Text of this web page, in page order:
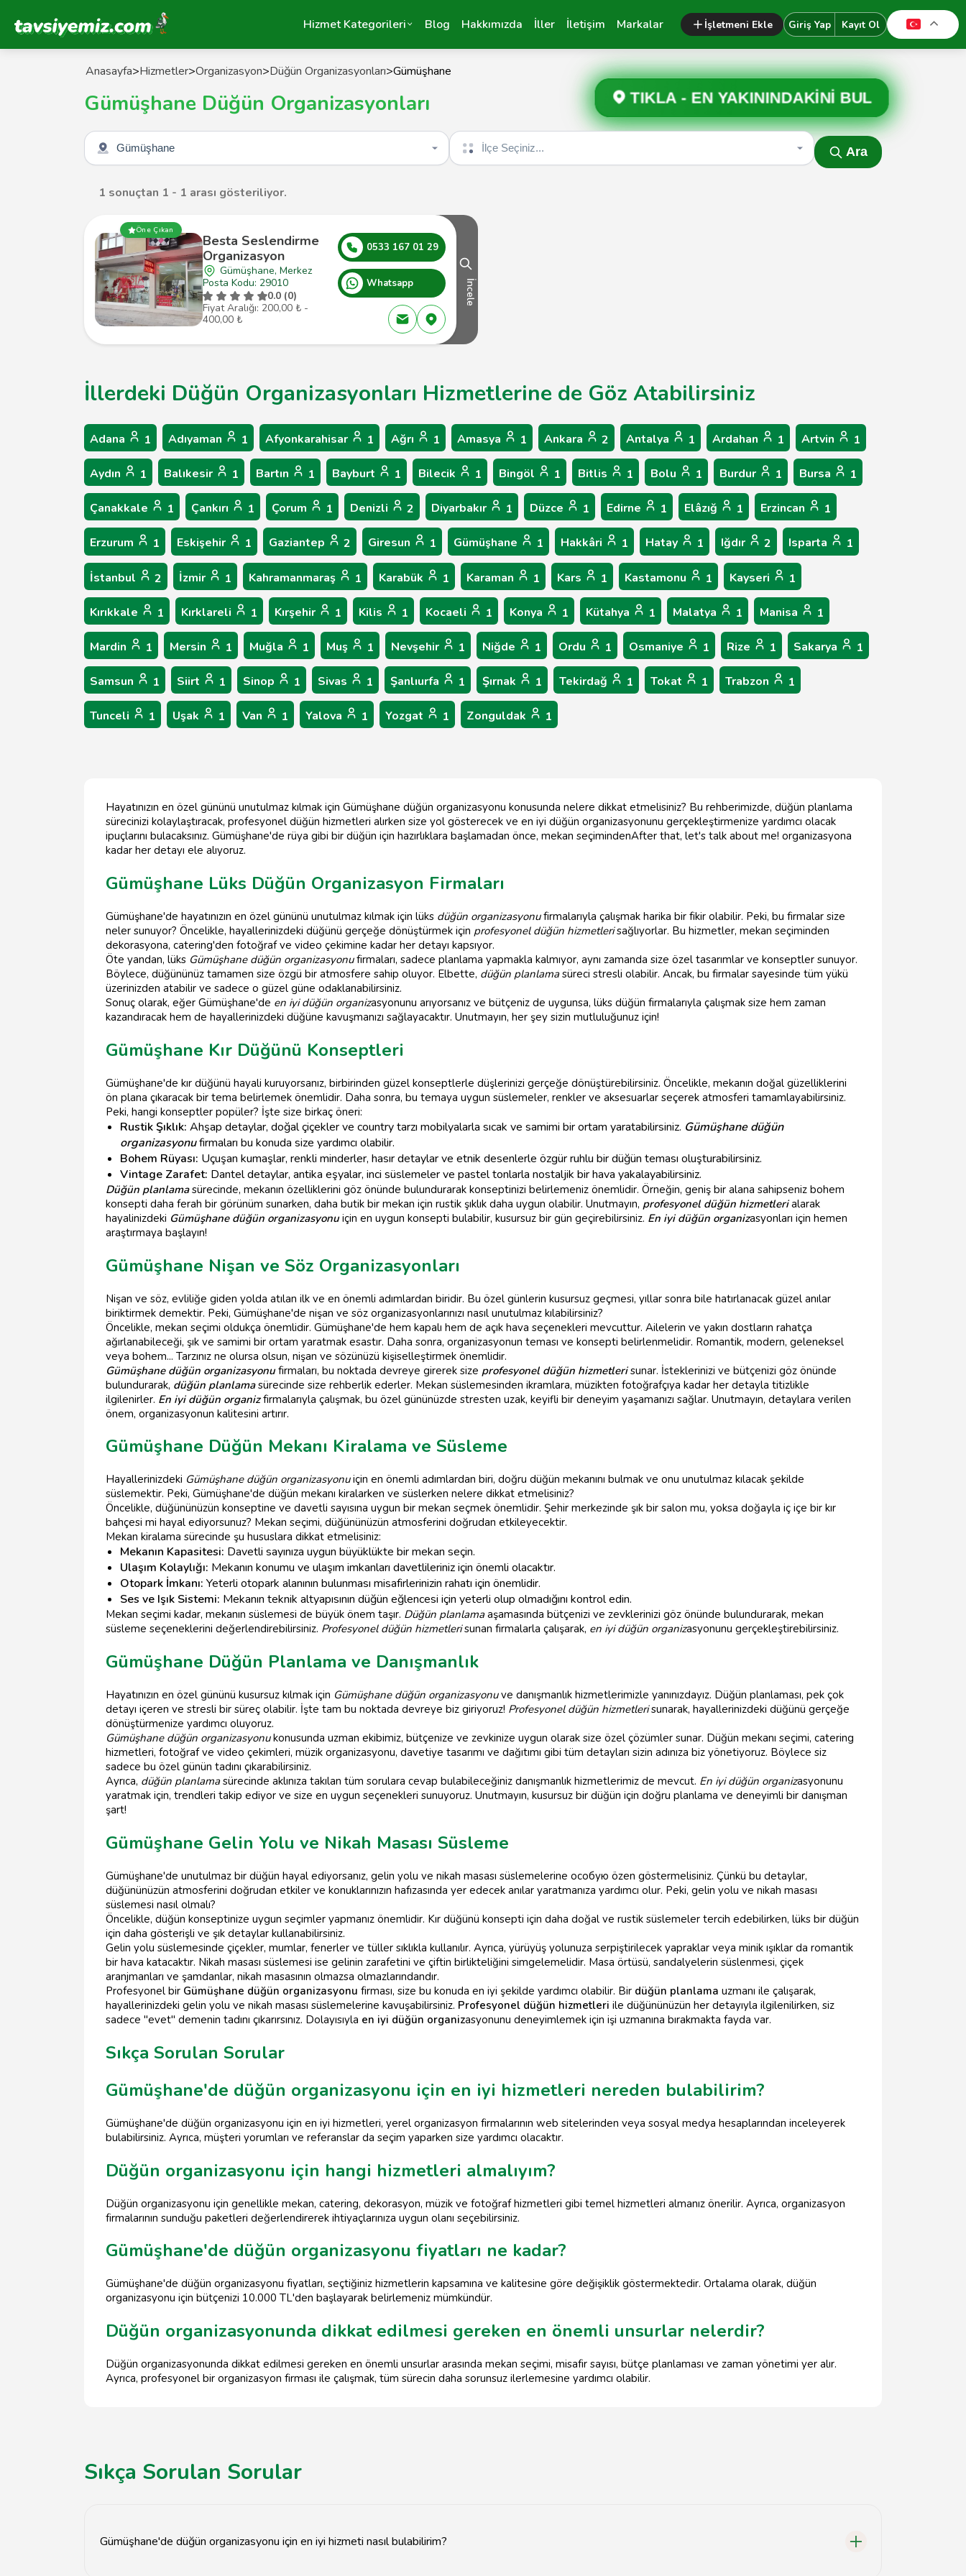
Tavsiyemiz Anasayfa Hizmet Kategorileri Blog Hakkımızda İller İletişim Markalar İşletmeni Ekle Giriş Yap Kayıt Ol
Anasayfa>Hizmetler>Organizasyon>Düğün Organizasyonları>Gümüşhane
Gümüşhane Düğün Organizasyonları TIKLA -EN YAKININDAKİNİ BUL
Şehir seçin İlçe seçin
Ara
1 sonuçtan 1 - 1 arası gösteriliyor.
Öne Çıkan
Besta Seslendirme
Organizasyon
Gümüşhane, Merkez
Posta Kodu: 29010
0.0 (0)
Fiyat Aralığı: 200,00 ₺ -
400,00 ₺
0533 167 01 29
Whatsapp İncele
İllerdeki Düğün Organizasyonları Hizmetlerine de Göz Atabilirsiniz
Adana 1 Adıyaman 1 Afyonkarahisar 1 Ağrı 1 Amasya 1 Ankara 2 Antalya 1 Ardahan 1 Artvin 1
Aydın 1 Balıkesir 1 Bartın 1 Bayburt 1 Bilecik 1 Bingöl 1 Bitlis 1 Bolu 1 Burdur 1 Bursa 1
Çanakkale 1 Çankırı 1 Çorum 1 Denizli 2 Diyarbakır 1 Düzce 1 Edirne 1 Elâzığ 1 Erzincan 1
Erzurum 1 Eskişehir 1 Gaziantep 2 Giresun 1 Gümüşhane 1 Hakkâri 1 Hatay 1 Iğdır 2 Isparta 1
İstanbul 2 İzmir 1 Kahramanmaraş 1 Karabük 1 Karaman 1 Kars 1 Kastamonu 1 Kayseri 1
Kırıkkale 1 Kırklareli 1 Kırşehir 1 Kilis 1 Kocaeli 1 Konya 1 Kütahya 1 Malatya 1 Manisa 1
Mardin 1 Mersin 1 Muğla 1 Muş 1 Nevşehir 1 Niğde 1 Ordu 1 Osmaniye 1 Rize 1 Sakarya 1
Samsun 1 Siirt 1 Sinop 1 Sivas 1 Şanlıurfa 1 Şırnak 1 Tekirdağ 1 Tokat 1 Trabzon 1
Tunceli 1 Uşak 1 Van 1 Yalova 1 Yozgat 1 Zonguldak 1
Hayatınızın en özel gününü unutulmaz kılmak için Gümüşhane düğün organizasyonu konusunda nelere dikkat etmelisiniz? Bu rehberimizde, düğün planlama
sürecinizi kolaylaştıracak, profesyonel düğün hizmetleri alırken size yol gösterecek ve en iyi düğün organizasyonunu gerçekleştirmenize yardımcı olacak
ipuçlarını bulacaksınız. Gümüşhane'de rüya gibi bir düğün için hazırlıklara başlamadan önce, mekan seçimindenAfter that, let's talk about me! organizasyona
kadar her detayı ele alıyoruz.
Gümüşhane Lüks Düğün Organizasyon Firmaları
Gümüşhane'de hayatınızın en özel gününü unutulmaz kılmak için lüks düğün organizasyonufirmalarıyla çalışmak harika bir fikir olabilir. Peki, bu firmalar size
neler sunuyor? Öncelikle, hayallerinizdeki düğünü gerçeğe dönüştürmek için profesyonel düğün hizmetlerisağlıyorlar. Bu hizmetler, mekan seçiminden
dekorasyona, catering'den fotoğraf ve video çekimine kadar her detayı kapsıyor.
Öte yandan, lüks Gümüşhane düğün organizasyonufirmaları, sadece planlama yapmakla kalmıyor, aynı zamanda size özel tasarımlar ve konseptler sunuyor.
Böylece, düğününüz tamamen size özgü bir atmosfere sahip oluyor. Elbette, düğün planlamasüreci stresli olabilir. Ancak, bu firmalar sayesinde tüm yükü
üzerinizden atabilir ve sadece o güzel güne odaklanabilirsiniz.
Sonuç olarak, eğer Gümüşhane'de en iyi düğün organizasyonunu arıyorsanız ve bütçeniz de uygunsa, lüks düğün firmalarıyla çalışmak size hem zaman
kazandıracak hem de hayallerinizdeki düğüne kavuşmanızı sağlayacaktır. Unutmayın, her şey sizin mutluluğunuz için!
Gümüşhane Kır Düğünü Konseptleri
Gümüşhane'de kır düğünü hayali kuruyorsanız, birbirinden güzel konseptlerle düşlerinizi gerçeğe dönüştürebilirsiniz. Öncelikle, mekanın doğal güzelliklerini
ön plana çıkaracak bir tema belirlemek önemlidir. Daha sonra, bu temaya uygun süslemeler, renkler ve aksesuarlar seçerek atmosferi tamamlayabilirsiniz.
Peki, hangi konseptler popüler? İşte size birkaç öneri:
Rustik Şıklık: Ahşap detaylar, doğal çiçekler ve country tarzı mobilyalarla sıcak ve samimi bir ortam yaratabilirsiniz. Gümüşhane düğün
organizasyonufirmaları bu konuda size yardımcı olabilir.
Bohem Rüyası: Uçuşan kumaşlar, renkli minderler, hasır detaylar ve etnik desenlerle özgür ruhlu bir düğün teması oluşturabilirsiniz.
Vintage Zarafet: Dantel detaylar, antika eşyalar, inci süslemeler ve pastel tonlarla nostaljik bir hava yakalayabilirsiniz.
Düğün planlamasürecinde, mekanın özelliklerini göz önünde bulundurarak konseptinizi belirlemeniz önemlidir. Örneğin, geniş bir alana sahipseniz bohem
konsepti daha ferah bir görünüm sunarken, daha butik bir mekan için rustik şıklık daha uygun olabilir. Unutmayın, profesyonel düğün hizmetlerialarak
hayalinizdeki Gümüşhane düğün organizasyonu için en uygun konsepti bulabilir, kusursuz bir gün geçirebilirsiniz. En iyi düğün organizasyonları için hemen
araştırmaya başlayın!
Gümüşhane Nişan ve Söz Organizasyonları
Nişan ve söz, evliliğe giden yolda atılan ilk ve en önemli adımlardan biridir. Bu özel günlerin kusursuz geçmesi, yıllar sonra bile hatırlanacak güzel anılar
biriktirmek demektir. Peki, Gümüşhane'de nişan ve söz organizasyonlarınızı nasıl unutulmaz kılabilirsiniz?
Öncelikle, mekan seçimi oldukça önemlidir. Gümüşhane'de hem kapalı hem de açık hava seçenekleri mevcuttur. Ailelerin ve yakın dostların rahatça
ağırlanabileceği, şık ve samimi bir ortam yaratmak esastır. Daha sonra, organizasyonun teması ve konsepti belirlenmelidir. Romantik, modern, geleneksel
veya bohem... Tarzınız ne olursa olsun, nişan ve sözünüzü kişiselleştirmek önemlidir.
Gümüşhane düğün organizasyonu firmaları, bu noktada devreye girerek size profesyonel düğün hizmetlerisunar. İsteklerinizi ve bütçenizi göz önünde
bulundurarak, düğün planlamasürecinde size rehberlik ederler. Mekan süslemesinden ikramlara, müzikten fotoğrafçıya kadar her detayla titizlikle
ilgilenirler. En iyi düğün organizfirmalarıyla çalışmak, bu özel gününüzde stresten uzak, keyifli bir deneyim yaşamanızı sağlar. Unutmayın, detaylara verilen
önem, organizasyonun kalitesini artırır.
Gümüşhane Düğün Mekanı Kiralama ve Süsleme
Hayallerinizdeki Gümüşhane düğün organizasyonuiçin en önemli adımlardan biri, doğru düğün mekanını bulmak ve onu unutulmaz kılacak şekilde
süslemektir. Peki, Gümüşhane'de düğün mekanı kiralarken ve süslerken nelere dikkat etmelisiniz?
Öncelikle, düğününüzün konseptine ve davetli sayısına uygun bir mekan seçmek önemlidir. Şehir merkezinde şık bir salon mu, yoksa doğayla iç içe bir kır
bahçesi mi hayal ediyorsunuz? Mekan seçimi, düğününüzün atmosferini doğrudan etkileyecektir.
Mekan kiralama sürecinde şu hususlara dikkat etmelisiniz:
Mekanın Kapasitesi: Davetli sayınıza uygun büyüklükte bir mekan seçin.
Ulaşım Kolaylığı: Mekanın konumu ve ulaşım imkanları davetlileriniz için önemli olacaktır.
Otopark İmkanı: Yeterli otopark alanının bulunması misafirlerinizin rahatı için önemlidir.
Ses ve Işık Sistemi: Mekanın teknik altyapısının düğün eğlencesi için yeterli olup olmadığını kontrol edin.
Mekan seçimi kadar, mekanın süslemesi de büyük önem taşır. Düğün planlamaaşamasında bütçenizi ve zevklerinizi göz önünde bulundurarak, mekan
süsleme seçeneklerini değerlendirebilirsiniz. Profesyonel düğün hizmetlerisunan firmalarla çalışarak, en iyi düğün organizasyonunu gerçekleştirebilirsiniz.
Gümüşhane Düğün Planlama ve Danışmanlık
Hayatınızın en özel gününü kusursuz kılmak için Gümüşhane düğün organizasyonuve danışmanlık hizmetlerimizle yanınızdayız. Düğün planlaması, pek çok
detayı içeren ve stresli bir süreç olabilir. İşte tam bu noktada devreye biz giriyoruz! Profesyonel düğün hizmetlerisunarak, hayallerinizdeki düğünü gerçeğe
dönüştürmenize yardımcı oluyoruz.
Gümüşhane düğün organizasyonukonusunda uzman ekibimiz, bütçenize ve zevkinize uygun olarak size özel çözümler sunar. Düğün mekanı seçimi, catering
hizmetleri, fotoğraf ve video çekimleri, müzik organizasyonu, davetiye tasarımı ve dağıtımı gibi tüm detayları sizin adınıza biz yönetiyoruz. Böylece siz
sadece bu özel günün tadını çıkarabilirsiniz.
Ayrıca, düğün planlamasürecinde aklınıza takılan tüm sorulara cevap bulabileceğiniz danışmanlık hizmetlerimiz de mevcut. En iyi düğün organizasyonunu
yaratmak için, trendleri takip ediyor ve size en uygun seçenekleri sunuyoruz. Unutmayın, kusursuz bir düğün için doğru planlama ve deneyimli bir danışman
şart!
Gümüşhane Gelin Yolu ve Nikah Masası Süsleme
Gümüşhane'de unutulmaz bir düğün hayal ediyorsanız, gelin yolu ve nikah masası süslemelerine особую özen göstermelisiniz. Çünkü bu detaylar,
düğününüzün atmosferini doğrudan etkiler ve konuklarınızın hafızasında yer edecek anılar yaratmanıza yardımcı olur. Peki, gelin yolu ve nikah masası
süslemesi nasıl olmalı?
Öncelikle, düğün konseptinize uygun seçimler yapmanız önemlidir. Kır düğünü konsepti için daha doğal ve rustik süslemeler tercih edebilirken, lüks bir düğün
için daha gösterişli ve şık detaylar kullanabilirsiniz.
Gelin yolu süslemesinde çiçekler, mumlar, fenerler ve tüller sıklıkla kullanılır. Ayrıca, yürüyüş yolunuza serpiştirilecek yapraklar veya minik ışıklar da romantik
bir hava katacaktır. Nikah masası süslemesi ise gelinin zarafetini ve çiftin birlikteliğini simgelemelidir. Masa örtüsü, sandalyelerin süslenmesi, çiçek
aranjmanları ve şamdanlar, nikah masasının olmazsa olmazlarındandır.
Profesyonel bir Gümüşhane düğün organizasyonu firması, size bu konuda en iyi şekilde yardımcı olabilir. Bir düğün planlama uzmanı ile çalışarak,
hayallerinizdeki gelin yolu ve nikah masası süslemelerine kavuşabilirsiniz. Profesyonel düğün hizmetleri ile düğününüzün her detayıyla ilgilenilirken, siz
sadece "evet" demenin tadını çıkarırsınız. Dolayısıyla en iyi düğün organizasyonunu deneyimlemek için işi uzmanına bırakmakta fayda var.
Sıkça Sorulan Sorular
Gümüşhane'de düğün organizasyonu için en iyi hizmetleri nereden bulabilirim?
Gümüşhane'de düğün organizasyonu için en iyi hizmetleri, yerel organizasyon firmalarının web sitelerinden veya sosyal medya hesaplarından inceleyerek
bulabilirsiniz. Ayrıca, müşteri yorumları ve referanslar da seçim yaparken size yardımcı olacaktır.
Düğün organizasyonu için hangi hizmetleri almalıyım?
Düğün organizasyonu için genellikle mekan, catering, dekorasyon, müzik ve fotoğraf hizmetleri gibi temel hizmetleri almanız önerilir. Ayrıca, organizasyon
firmalarının sunduğu paketleri değerlendirerek ihtiyaçlarınıza uygun olanı seçebilirsiniz.
Gümüşhane'de düğün organizasyonu fiyatları ne kadar?
Gümüşhane'de düğün organizasyonu fiyatları, seçtiğiniz hizmetlerin kapsamına ve kalitesine göre değişiklik göstermektedir. Ortalama olarak, düğün
organizasyonu için bütçenizi 10.000 TL'den başlayarak belirlemeniz mümkündür.
Düğün organizasyonunda dikkat edilmesi gereken en önemli unsurlar nelerdir?
Düğün organizasyonunda dikkat edilmesi gereken en önemli unsurlar arasında mekan seçimi, misafir sayısı, bütçe planlaması ve zaman yönetimi yer alır.
Ayrıca, profesyonel bir organizasyon firması ile çalışmak, tüm sürecin daha sorunsuz ilerlemesine yardımcı olabilir.
Sıkça Sorulan Sorular
Gümüşhane'de düğün organizasyonu için en iyi hizmeti nasıl bulabilirim?